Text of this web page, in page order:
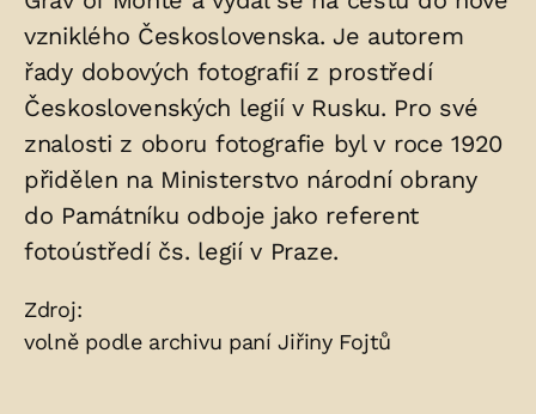
vzniklého Československa. Je autorem
řady dobových fotografií z prostředí
Československých legií v Rusku. Pro své
znalosti z oboru fotografie byl v roce 1920
přidělen na Ministerstvo národní obrany
do Památníku odboje jako referent
fotoústředí čs. legií v Praze.
Zdroje:
Zdroj:
volně podle archivu paní Jiřiny Fojtů